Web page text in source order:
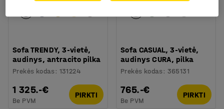
Sofa TRENDY, 3-vietė,
audinys, antracito pilka
Prekės kodas : 131224
1 325.-€
Be PVM
PIRKTI
Sofa CASUAL, 3-vietė,
audinys CURA, pilka
Prekės kodas : 365131
765.-€
Be PVM
PIRKTI